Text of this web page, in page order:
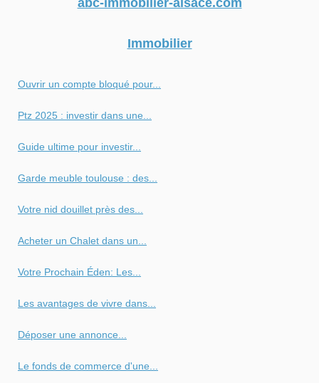
Immobilier
Ouvrir un compte bloqué pour...
Ptz 2025 : investir dans une...
Guide ultime pour investir...
Garde meuble toulouse : des...
Votre nid douillet près des...
Acheter un Chalet dans un...
Votre Prochain Éden: Les...
Les avantages de vivre dans...
Déposer une annonce...
Le fonds de commerce d'une...